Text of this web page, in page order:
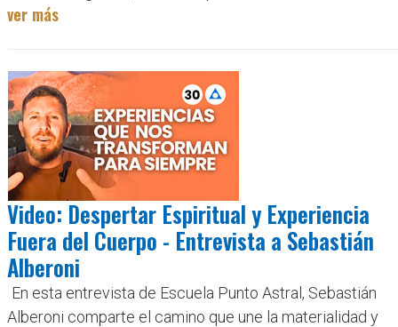
ver más
Video: Despertar Espiritual y Experiencia
Fuera del Cuerpo - Entrevista a Sebastián
Alberoni
En esta entrevista de Escuela Punto Astral, Sebastián
Alberoni comparte el camino que une la materialidad y